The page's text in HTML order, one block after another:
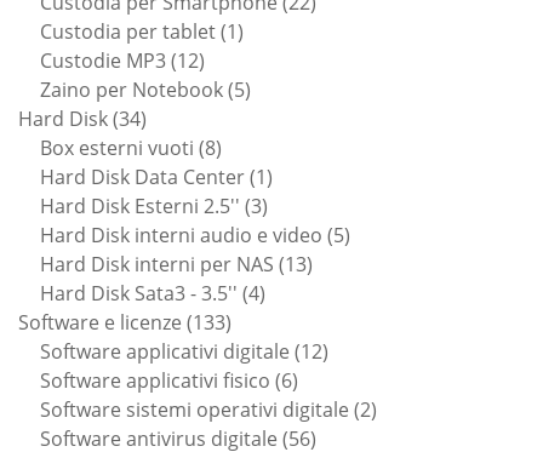
Custodia per tablet 11
Custodie MP3 1212
prodotti
Zaino per Notebook 55
Hard Disk 3434
prodotti
Box esterni vuoti 88
prodotti
Hard Disk Data Center 11
prodotto
Hard Disk Esterni 2.5'' 33
prodotti
Hard Disk interni audio e video 55
Hard Disk interni per NAS 1313
Hard Disk Sata3 - 3.5'' 44
Software e licenze 133133
prodotti
Software applicativi digitale 1212
Software applicativi fisico 66
prodotti
Software sistemi operativi digitale 22
Software antivirus digitale 5656